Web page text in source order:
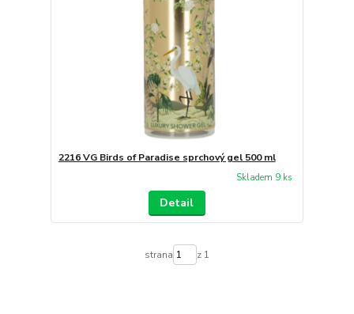
2216 VG Birds of Paradise sprchový gel 500 ml
Skladem 9 ks
Detail
strana z 1